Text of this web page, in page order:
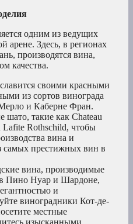
одним из ведущих
арене. Здесь, в регионах
производятся вина,
качества.
своими красными
из сортов винограда
и Каберне Фран.
шато, такие как Chateau
Lafite Rothschild, чтобы
вина и
самых престижных вин в
вина, производимые
Пино Нуар и Шардоне,
и
виноградники Кот-де-
местные